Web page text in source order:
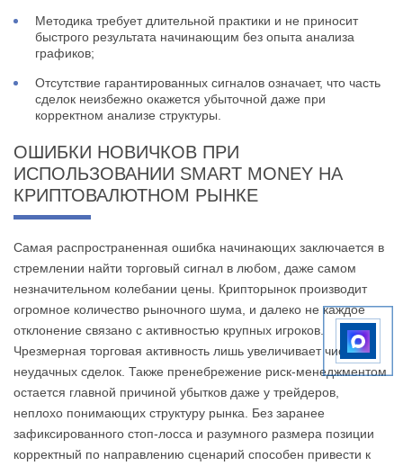
Методика требует длительной практики и не приносит
быстрого результата начинающим без опыта анализа
графиков;
Отсутствие гарантированных сигналов означает, что часть
сделок неизбежно окажется убыточной даже при
корректном анализе структуры.
ОШИБКИ НОВИЧКОВ ПРИ
ИСПОЛЬЗОВАНИИ SMART MONEY НА
КРИПТОВАЛЮТНОМ РЫНКЕ
Самая распространенная ошибка начинающих заключается в
стремлении найти торговый сигнал в любом, даже самом
незначительном колебании цены. Крипторынок производит
огромное количество рыночного шума, и далеко не каждое
отклонение связано с активностью крупных игроков.
Чрезмерная торговая активность лишь увеличивает число
неудачных сделок. Также пренебрежение риск-менеджментом
остается главной причиной убытков даже у трейдеров,
неплохо понимающих структуру рынка. Без заранее
зафиксированного стоп-лосса и разумного размера позиции
корректный по направлению сценарий способен привести к